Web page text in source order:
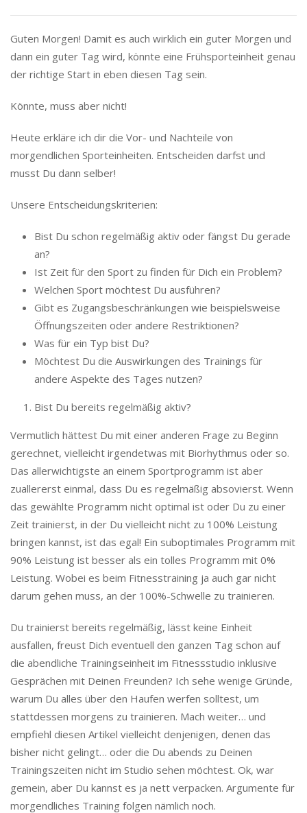
Guten Morgen! Damit es auch wirklich ein guter Morgen und
dann ein guter Tag wird, könnte eine Frühsporteinheit genau
der richtige Start in eben diesen Tag sein.
Könnte, muss aber nicht!
Heute erkläre ich dir die Vor- und Nachteile von
morgendlichen Sporteinheiten. Entscheiden darfst und
musst Du dann selber!
Unsere Entscheidungskriterien:
Bist Du schon regelmäßig aktiv oder fängst Du gerade
an?
Ist Zeit für den Sport zu finden für Dich ein Problem?
Welchen Sport möchtest Du ausführen?
Gibt es Zugangsbeschränkungen wie beispielsweise
Öffnungszeiten oder andere Restriktionen?
Was für ein Typ bist Du?
Möchtest Du die Auswirkungen des Trainings für
andere Aspekte des Tages nutzen?
Bist Du bereits regelmäßig aktiv?
Vermutlich hättest Du mit einer anderen Frage zu Beginn
gerechnet, vielleicht irgendetwas mit Biorhythmus oder so.
Das allerwichtigste an einem Sportprogramm ist aber
zuallererst einmal, dass Du es regelmäßig absovierst. Wenn
das gewählte Programm nicht optimal ist oder Du zu einer
Zeit trainierst, in der Du vielleicht nicht zu 100% Leistung
bringen kannst, ist das egal! Ein suboptimales Programm mit
90% Leistung ist besser als ein tolles Programm mit 0%
Leistung. Wobei es beim Fitnesstraining ja auch gar nicht
darum gehen muss, an der 100%-Schwelle zu trainieren.
Du trainierst bereits regelmäßig, lässt keine Einheit
ausfallen, freust Dich eventuell den ganzen Tag schon auf
die abendliche Trainingseinheit im Fitnessstudio inklusive
Gesprächen mit Deinen Freunden? Ich sehe wenige Gründe,
warum Du alles über den Haufen werfen solltest, um
stattdessen morgens zu trainieren. Mach weiter… und
empfiehl diesen Artikel vielleicht denjenigen, denen das
bisher nicht gelingt… oder die Du abends zu Deinen
Trainingszeiten nicht im Studio sehen möchtest. Ok, war
gemein, aber Du kannst es ja nett verpacken. Argumente für
morgendliches Training folgen nämlich noch.